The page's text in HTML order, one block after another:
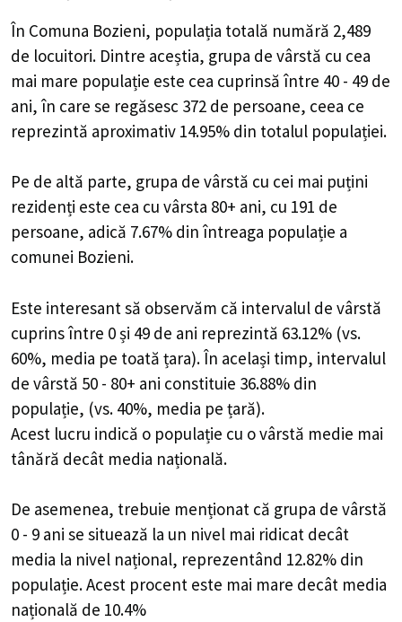
În Comuna Bozieni, populația totală numără 2,489
de locuitori. Dintre aceștia, grupa de vârstă cu cea
mai mare populație este cea cuprinsă între 40 - 49 de
ani, în care se regăsesc 372 de persoane, ceea ce
reprezintă aproximativ 14.95% din totalul populației.
Pe de altă parte, grupa de vârstă cu cei mai puțini
rezidenți este cea cu vârsta 80+ ani, cu 191 de
persoane, adică 7.67% din întreaga populație a
comunei Bozieni.
Este interesant să observăm că intervalul de vârstă
cuprins între 0 și 49 de ani reprezintă 63.12% (vs.
60%, media pe toată țara). În același timp, intervalul
de vârstă 50 - 80+ ani constituie 36.88% din
populație, (vs. 40%, media pe țară).
Acest lucru indică o populație cu o vârstă medie mai
tânără decât media națională.
De asemenea, trebuie menționat că grupa de vârstă
0 - 9 ani se situează la un nivel mai ridicat decât
media la nivel național, reprezentând 12.82% din
populație. Acest procent este mai mare decât media
națională de 10.4%